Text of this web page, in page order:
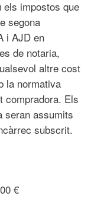
impostos que
segona
i AJD en
de notaria,
altre cost
la normativa
compradora. Els
seran assumits
subscrit.
€